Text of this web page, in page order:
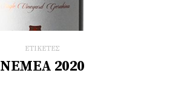
ΕΤΙΚΕΤΕΣ
ΝΕΜΕΑ 2020